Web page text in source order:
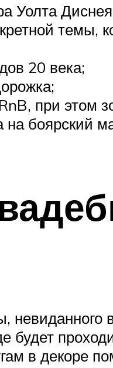
Уолта
темы,
20 века;
при этом
на
невиданного
будет
в декоре